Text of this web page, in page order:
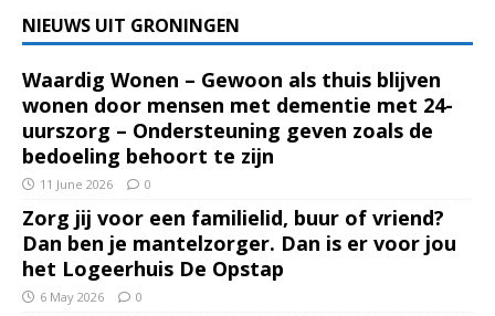
NIEUWS UIT GRONINGEN
Waardig Wonen – Gewoon als thuis blijven
wonen door mensen met dementie met 24-
uurszorg – Ondersteuning geven zoals de
bedoeling behoort te zijn
11 June 2026 0
Zorg jij voor een familielid, buur of vriend?
Dan ben je mantelzorger. Dan is er voor jou
het Logeerhuis De Opstap
6 May 2026 0